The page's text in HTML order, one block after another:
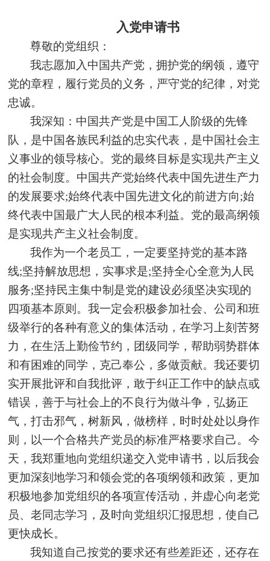
入党申请书
尊敬的党组织：
我志愿加入中国共产党，拥护党的纲领，遵守
党的章程，履行党员的义务，严守党的纪律，对党
忠诚。
我深知：中国共产党是中国工人阶级的先锋
队，是中国各族民利益的忠实代表，是中国社会主
义事业的领导核心。党的最终目标是实现共产主义
的社会制度。中国共产党始终代表中国先进生产力
的发展要求;始终代表中国先进文化的前进方向;始
终代表中国最广大人民的根本利益。党的最高纲领
是实现共产主义社会制度。
我作为一个老员工，一定要坚持党的基本路
线;坚持解放思想，实事求是;坚持全心全意为人民
服务;坚持民主集中制是党的建设必须坚决实现的
四项基本原则。我一定会积极参加社会、公司和班
级举行的各种有意义的集体活动，在学习上刻苦努
力，在生活上勤俭节约，团级同学，帮助弱势群体
和有困难的同学，克己奉公，多做贡献。我还要切
实开展批评和自我批评，敢于纠正工作中的缺点或
错误，善于与社会上的不良行为做斗争，弘扬正
气，打击邪气，树新风，做榜样，时时处处以身作
则，以一个合格共产党员的标准严格要求自己。今
天，我郑重地向党组织递交入党申请书，以后我会
更加深刻地学习和领会党的各项纲领和政策，更加
积极地参加党组织的各项宣传活动，并虚心向老党
员、老同志学习，及时向党组织汇报思想，使自己
更快成长。
我知道自己按党的要求还有些差距还，还存在